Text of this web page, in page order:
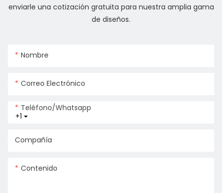
enviarle una cotización gratuita para nuestra amplia gama
de diseños.
Nombre
Correo Electrónico
+1
Teléfono/whatsapp
Compañía
Contenido